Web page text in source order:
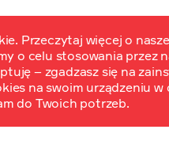
Przeczytaj więcej o
o celu stosowania przez
– zgadzasz się na
na swoim urządzeniu w
do Twoich potrzeb.